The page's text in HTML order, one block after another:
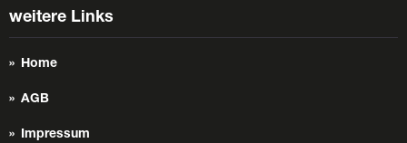
weitere Links
Home
AGB
Impressum